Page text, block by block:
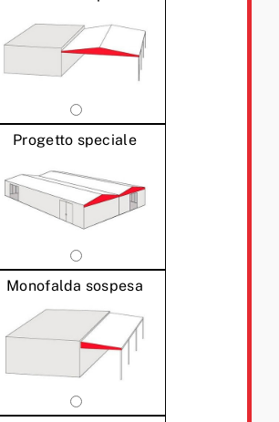
Progetto speciale
Monofalda sospesa